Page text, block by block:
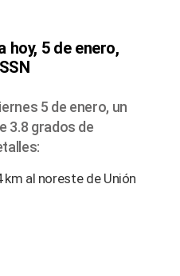
hoy, 5 de enero,
5 de enero, un
3.8 grados de
km al noreste de Unión